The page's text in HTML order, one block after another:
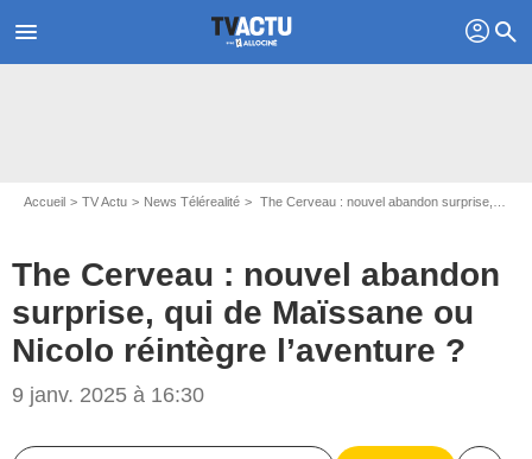
menu profil search
Accueil TV Actu News Télérealité The Cerveau : nouvel abandon surprise, qui de Maïssane ou Nicolo réintègre l’aventure ?
The Cerveau : nouvel abandon
surprise, qui de Maïssane ou
Nicolo réintègre l’aventure ?
9 janv. 2025 à 16:30